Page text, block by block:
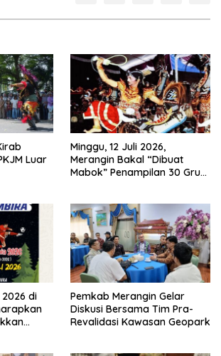
Luar
Minggu, 12 Juli 2026,
Merangin Bakal “Dibuat
Mabok” Penampilan 30 Grup
di
Pemkab Merangin Gelar
Diskusi Bersama Tim Pra-
Revalidasi Kawasan Geopark